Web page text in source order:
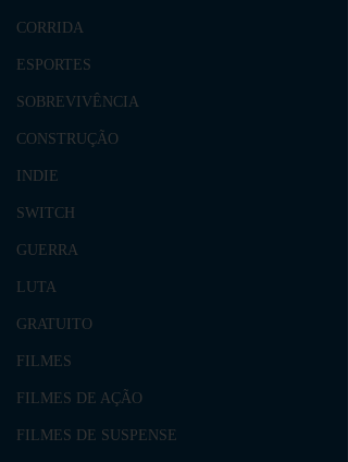
CORRIDA
ESPORTES
SOBREVIVÊNCIA
CONSTRUÇÃO
INDIE
SWITCH
GUERRA
LUTA
GRATUITO
FILMES
FILMES DE AÇÃO
FILMES DE SUSPENSE